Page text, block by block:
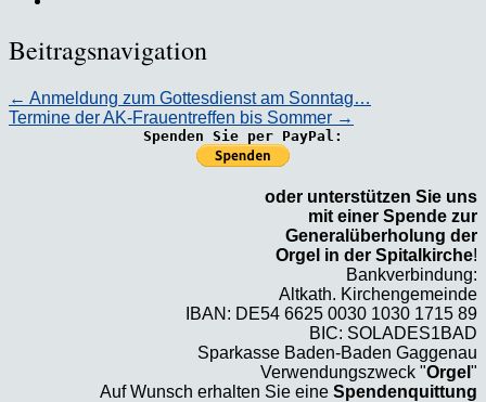
Beitragsnavigation
← Anmeldung zum Gottesdienst am Sonntag…
Termine der AK-Frauentreffen bis Sommer →
Spenden Sie per PayPal:
oder unterstützen Sie uns
mit einer Spende zur
Generalüberholung der
Orgel in der Spitalkirche!
Bankverbindung:
Altkath. Kirchengemeinde
IBAN: DE54 6625 0030 1030 1715 89
BIC: SOLADES1BAD
Sparkasse Baden-Baden Gaggenau
Verwendungszweck "Orgel "
Auf Wunsch erhalten Sie eine Spendenquittung